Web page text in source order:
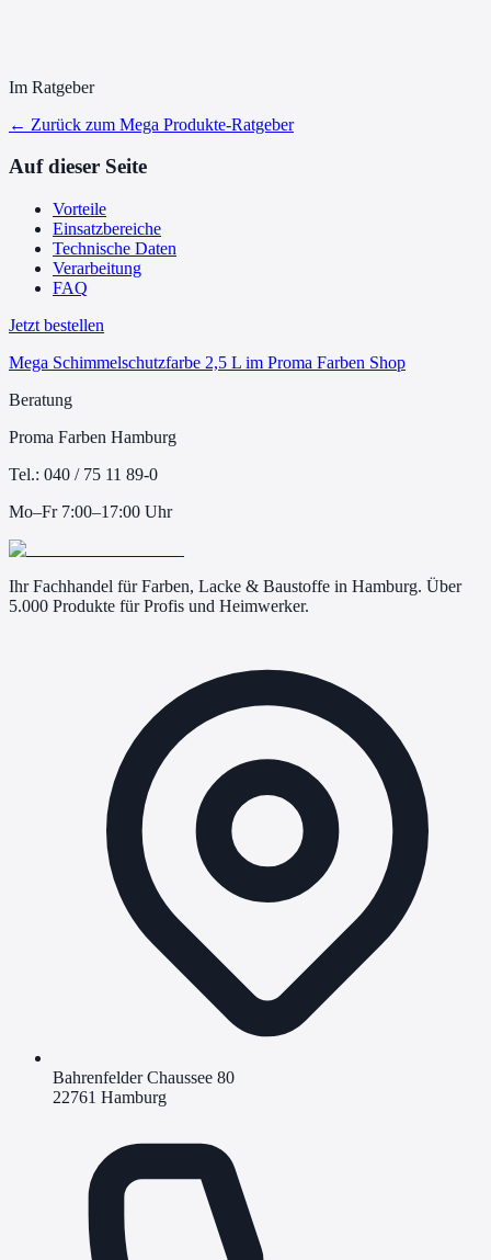
Im Ratgeber
← Zurück zum Mega Produkte-Ratgeber
Auf dieser Seite
Vorteile
Einsatzbereiche
Technische Daten
Verarbeitung
FAQ
Jetzt bestellen
Mega Schimmelschutzfarbe 2,5 L im Proma Farben Shop
Beratung
Proma Farben Hamburg
Tel.: 040 / 75 11 89-0
Mo–Fr 7:00–17:00 Uhr
Ihr Fachhandel für Farben, Lacke & Baustoffe in Hamburg. Über
5.000 Produkte für Profis und Heimwerker.
Bahrenfelder Chaussee 80
22761 Hamburg